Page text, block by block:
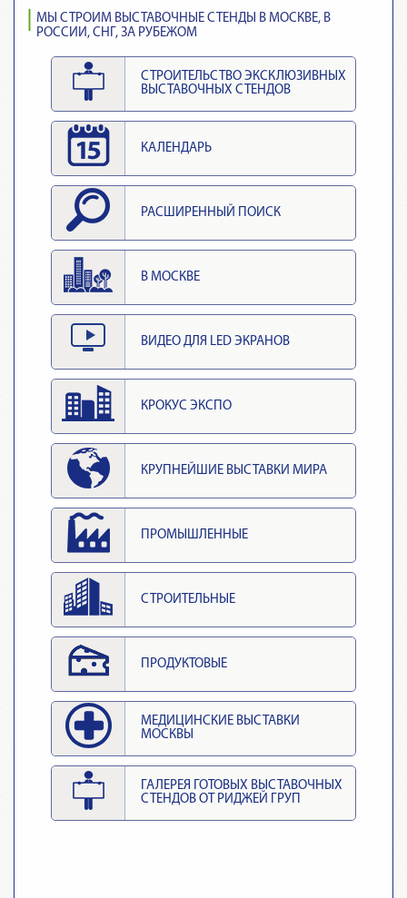
МЫ СТРОИМ ВЫСТАВОЧНЫЕ СТЕНДЫ В МОСКВЕ, В
РОССИИ, СНГ, ЗА РУБЕЖОМ
СТРОИТЕЛЬСТВО ЭКСКЛЮЗИВНЫХ
ВЫСТАВОЧНЫХ СТЕНДОВ
КАЛЕНДАРЬ
РАСШИРЕННЫЙ ПОИСК
В МОСКВЕ
ВИДЕО ДЛЯ LED ЭКРАНОВ
КРОКУС ЭКСПО
КРУПНЕЙШИЕ ВЫСТАВКИ МИРА
ПРОМЫШЛЕННЫЕ
СТРОИТЕЛЬНЫЕ
ПРОДУКТОВЫЕ
МЕДИЦИНСКИЕ ВЫСТАВКИ
МОСКВЫ
ГАЛЕРЕЯ ГОТОВЫХ ВЫСТАВОЧНЫХ
СТЕНДОВ ОТ РИДЖЕЙ ГРУП